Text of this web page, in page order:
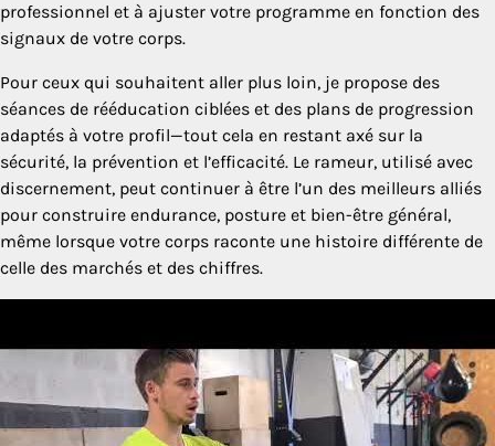
professionnel et à ajuster votre programme en fonction des
signaux de votre corps.
Pour ceux qui souhaitent aller plus loin, je propose des
séances de rééducation ciblées et des plans de progression
adaptés à votre profil—tout cela en restant axé sur la
sécurité, la prévention et l’efficacité. Le rameur, utilisé avec
discernement, peut continuer à être l’un des meilleurs alliés
pour construire endurance, posture et bien-être général,
même lorsque votre corps raconte une histoire différente de
celle des marchés et des chiffres.